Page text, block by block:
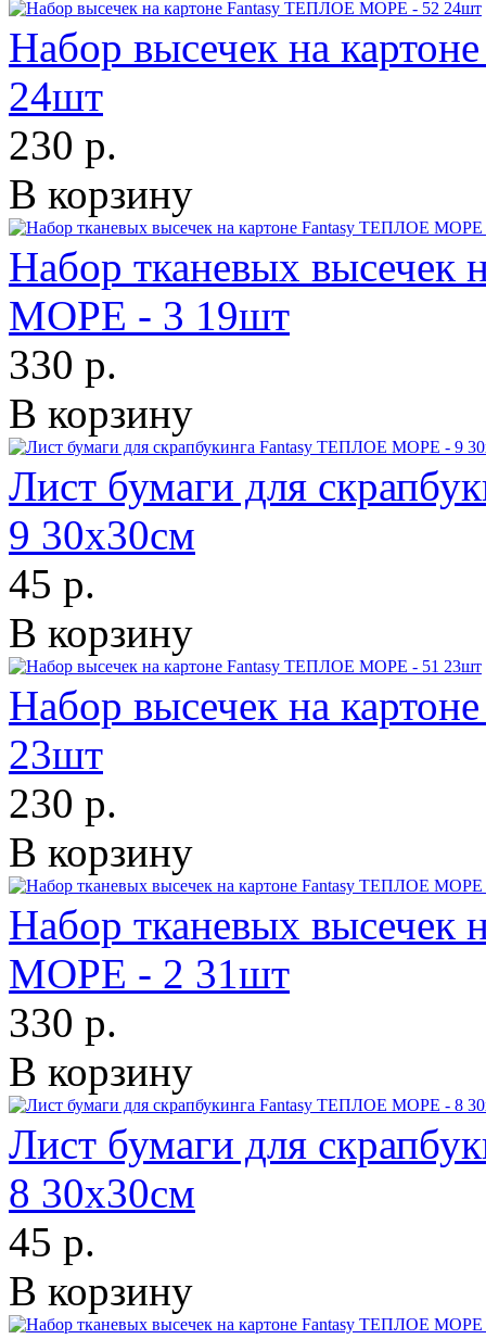
Набор высечек на
24шт
230 р.
В корзину
Набор тканевых
МОРЕ - 3 19шт
330 р.
В корзину
Лист бумаги для
9 30х30см
45 р.
В корзину
Набор высечек на
23шт
230 р.
В корзину
Набор тканевых
МОРЕ - 2 31шт
330 р.
В корзину
Лист бумаги для
8 30х30см
45 р.
В корзину